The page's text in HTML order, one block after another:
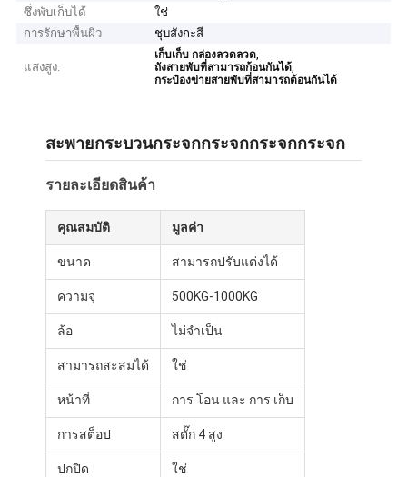
ซึ่งพับเก็บได้
ใช่
การรักษาพื้นผิว
ชุบสังกะสี
แสงสูง:
เก็บเก็บ กล่องลวดลวด,
ถังสายพับที่สามารถก้อนกันได้,
กระป๋องข่ายสายพับที่สามารถต้อนกันได้
สะพายกระบวนกระจกกระจกกระจกกระจก
รายละเอียดสินค้า
คุณสมบัติ มูลค่า
ขนาด สามารถปรับแต่งได้
ความจุ 500KG-1000KG
ล้อ ไม่จําเป็น
สามารถสะสมได้ ใช่
หน้าที่ การ โอน และ การ เก็บ
การสต็อป สตั๊ก 4 สูง
ปกปิด ใช่